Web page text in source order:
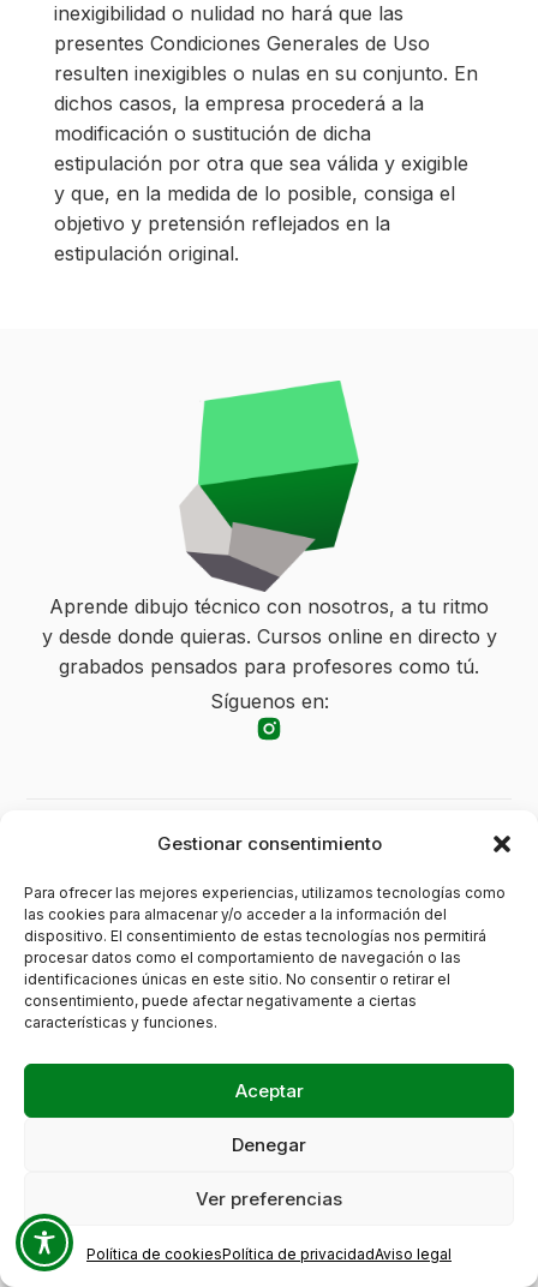
Gestionar consentimiento
Para ofrecer las mejores experiencias, utilizamos tecnologías como
las cookies para almacenar y/o acceder a la información del
dispositivo. El consentimiento de estas tecnologías nos permitirá
procesar datos como el comportamiento de navegación o las
identificaciones únicas en este sitio. No consentir o retirar el
consentimiento, puede afectar negativamente a ciertas
características y funciones.
Aceptar
Denegar
Ver preferencias
Política de cookiesPolítica de privacidadAviso legal
inexigibilidad o nulidad no hará que las
presentes Condiciones Generales de Uso
resulten inexigibles o nulas en su conjunto. En
dichos casos, la empresa procederá a la
modificación o sustitución de dicha
estipulación por otra que sea válida y exigible
y que, en la medida de lo posible, consiga el
objetivo y pretensión reflejados en la
estipulación original.
Aprende dibujo técnico con nosotros, a tu ritmo
y desde donde quieras. Cursos online en directo y
grabados pensados para profesores como tú.
Síguenos en:
Inicio
Videos
Cursos
Material alumno
Material Profesores
Contacto